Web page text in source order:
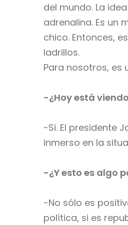
del mundo. La
adrenalina. Es un
chico. Entonces,
ladrillos.
Para nosotros, es
-¿Hoy está
-Si. El presidente
inmerso en la
-¿Y esto es algo
-No sólo es
política, si es